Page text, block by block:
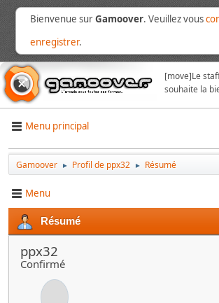
Bienvenue surGamoover. Veuillez vous
enregistrer.
[move]Le
souhaite la
Menu principal
Gamoover ► Profil de ppx32 ► Résumé
Menu
Résumé
ppx32
Confirmé